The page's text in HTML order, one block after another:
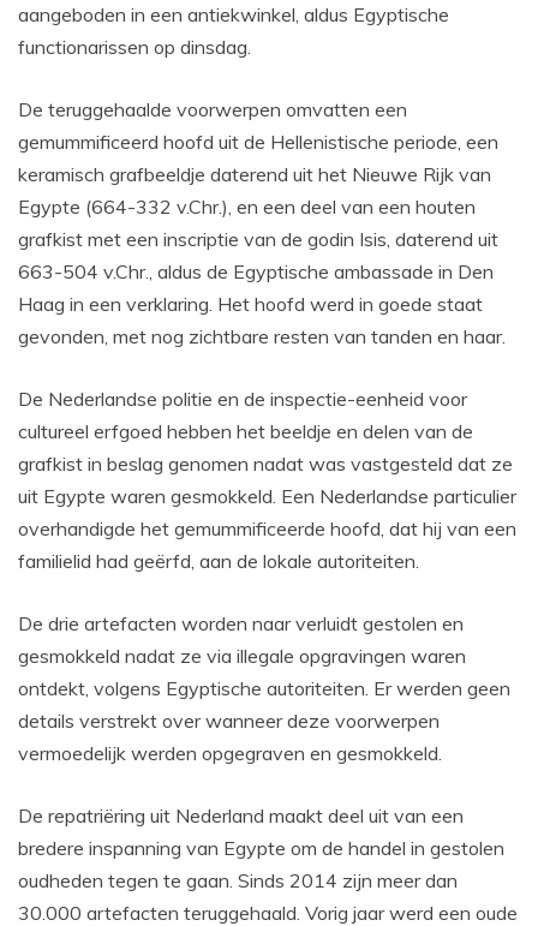
aangeboden in een antiekwinkel, aldus Egyptische
functionarissen op dinsdag.
De teruggehaalde voorwerpen omvatten een
gemummificeerd hoofd uit de Hellenistische periode, een
keramisch grafbeeldje daterend uit het Nieuwe Rijk van
Egypte (664-332 v.Chr.), en een deel van een houten
grafkist met een inscriptie van de godin Isis, daterend uit
663-504 v.Chr., aldus de Egyptische ambassade in Den
Haag in een verklaring. Het hoofd werd in goede staat
gevonden, met nog zichtbare resten van tanden en haar.
De Nederlandse politie en de inspectie-eenheid voor
cultureel erfgoed hebben het beeldje en delen van de
grafkist in beslag genomen nadat was vastgesteld dat ze
uit Egypte waren gesmokkeld. Een Nederlandse particulier
overhandigde het gemummificeerde hoofd, dat hij van een
familielid had geërfd, aan de lokale autoriteiten.
De drie artefacten worden naar verluidt gestolen en
gesmokkeld nadat ze via illegale opgravingen waren
ontdekt, volgens Egyptische autoriteiten. Er werden geen
details verstrekt over wanneer deze voorwerpen
vermoedelijk werden opgegraven en gesmokkeld.
De repatriëring uit Nederland maakt deel uit van een
bredere inspanning van Egypte om de handel in gestolen
oudheden tegen te gaan. Sinds 2014 zijn meer dan
30.000 artefacten teruggehaald. Vorig jaar werd een oude